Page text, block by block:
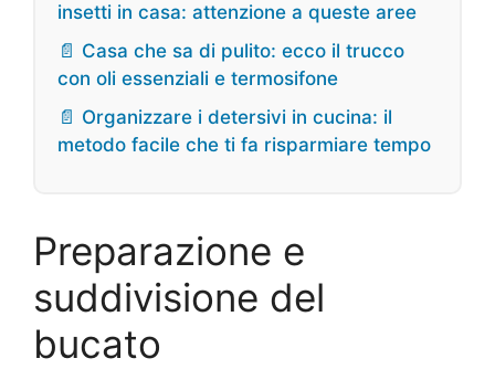
insetti in casa: attenzione a queste aree
📄 Casa che sa di pulito: ecco il trucco
con oli essenziali e termosifone
📄 Organizzare i detersivi in cucina: il
metodo facile che ti fa risparmiare tempo
Preparazione e
suddivisione del
bucato